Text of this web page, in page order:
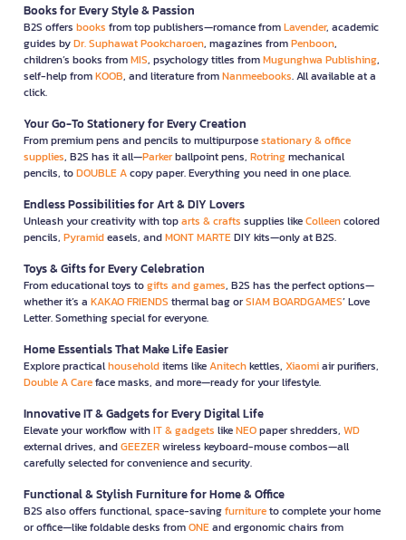
Books for Every Style & Passion
B2S offers books from top publishers—romance fromLavender, academic
guides byDr. Suphawat Pookcharoen, magazines fromPenboon,
children’s books fromMIS, psychology titles fromMugunghwa Publishing,
self-help fromKOOB, and literature fromNanmeebooks. All available at a
click.
Your Go-To Stationery for Every Creation
From premium pens and pencils to multipurposestationary & office
supplies, B2S has it all—Parkerballpoint pens, Rotringmechanical
pencils, toDOUBLE Acopy paper. Everything you need in one place.
Endless Possibilities for Art & DIY Lovers
Unleash your creativity with toparts & crafts supplies likeColleencolored
pencils, Pyramideasels, andMONT MARTEDIY kits—only at B2S.
Toys & Gifts for Every Celebration
From educational toys togifts and games, B2S has the perfect options—
whether it’s a KAKAO FRIENDS thermal bag orSIAM BOARDGAMES’ Love
Letter. Something special for everyone.
Home Essentials That Make Life Easier
Explore practicalhouseholditems likeAnitechkettles, Xiaomiair purifiers,
Double A Careface masks, and more—ready for your lifestyle.
Innovative IT & Gadgets for Every Digital Life
Elevate your workflow withIT & gadgets likeNEOpaper shredders, WD
external drives, andGEEZERwireless keyboard-mouse combos—all
carefully selected for convenience and security.
Functional & Stylish Furniture for Home & Office
B2S also offers functional, space-savingfurnitureto complete your home
or office—like foldable desks fromONEand ergonomic chairs from